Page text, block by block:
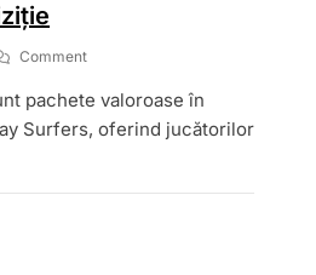
CommentOn
De
Chei
Analiza
pachete valoroase în
Surfers, oferind jucătorilor